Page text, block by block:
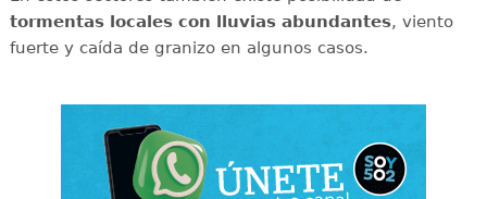
tormentas locales con lluvias abundantes, viento
fuerte y caída de granizo en algunos casos.